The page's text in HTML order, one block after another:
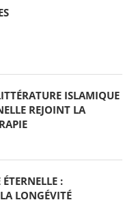
ISLAMIQUE
REJOINT LA
ÉTERNELLE :
LONGÉVITÉ